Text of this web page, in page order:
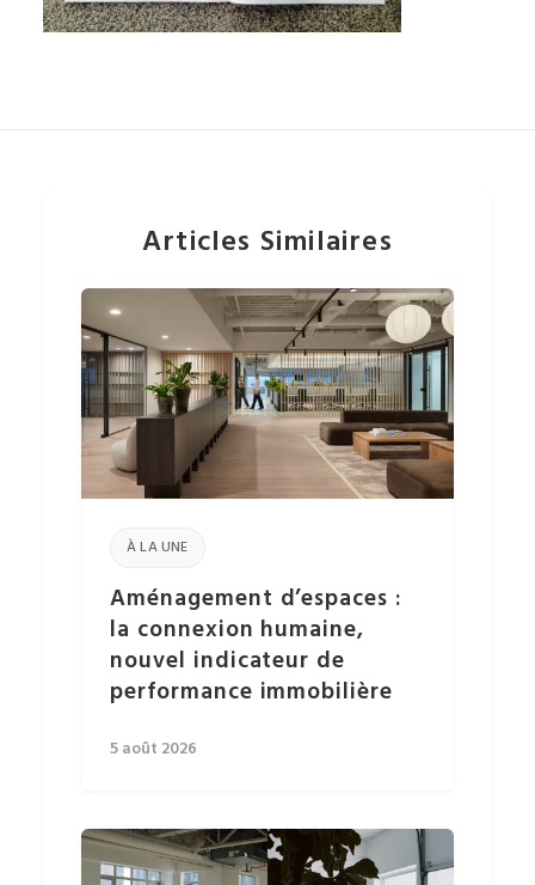
Articles Similaires
À LA UNE
Aménagement d’espaces :
la connexion humaine,
nouvel indicateur de
performance immobilière
5 août 2026